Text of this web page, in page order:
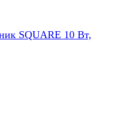
SQUARE 10 Вт,